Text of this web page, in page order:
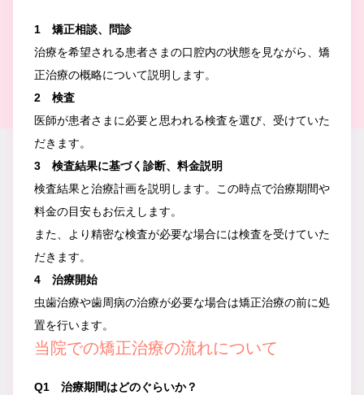
1 矯正相談、問診
治療を希望される患者さまの口腔内の状態を見ながら、矯
正治療の概略について説明します。
2 検査
医師が患者さまに必要と思われる検査を選び、受けていた
だきます。
3 検査結果に基づく診断、料金説明
検査結果と治療計画を説明します。この時点で治療期間や
料金の目安もお伝えします。
また、より精密な検査が必要な場合には検査を受けていた
だきます。
4 治療開始
虫歯治療や歯周病の治療が必要な場合は矯正治療の前に処
置を行います。
当院での矯正治療の流れについて
Q1 治療期間はどのぐらいか？